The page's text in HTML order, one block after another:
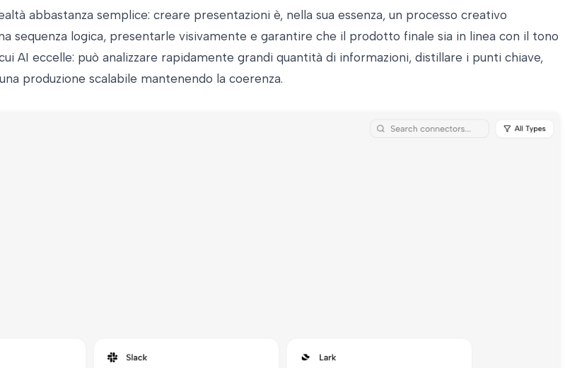
abbastanza semplice: creare presentazioni è, nella sua essenza, un processo creativo
sequenza logica, presentarle visivamente e garantire che il prodotto finale sia in linea con il tono
AI eccelle: può analizzare rapidamente grandi quantità di informazioni, distillare i punti chiave,
produzione scalabile mantenendo la coerenza.